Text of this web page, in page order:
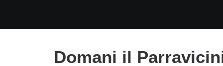
Domani il